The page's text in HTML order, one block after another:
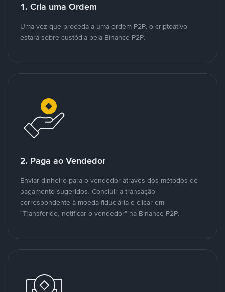
1. Cria uma Ordem
Uma vez que proceda a uma ordem P2P, o criptoativo
estará sobre custódia pela Binance P2P.
2. Paga ao Vendedor
Enviar dinheiro para o vendedor através dos métodos de
pagamento sugeridos. Concluir a transação
correspondente à moeda fiduciária e clicar em
"Transferido, notificar o vendedor" na Binance P2P.